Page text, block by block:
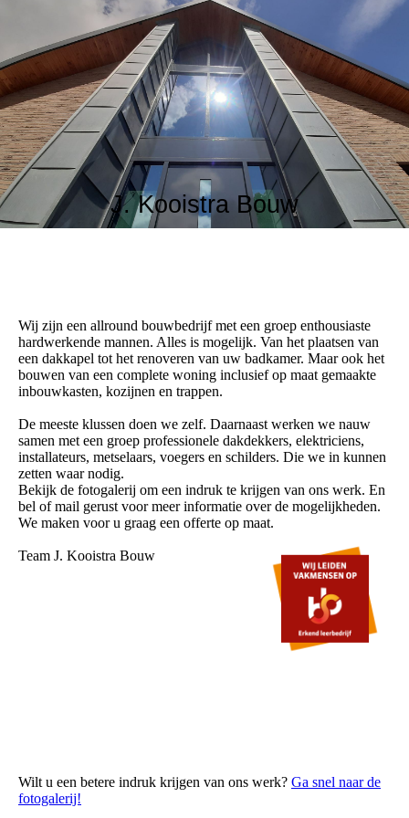
J. Kooistra Bouw
Wij zijn een allround bouwbedrijf met een groep enthousiaste
hardwerkende mannen. Alles is mogelijk. Van het plaatsen van
een dakkapel tot het renoveren van uw badkamer. Maar ook het
bouwen van een complete woning inclusief op maat gemaakte
inbouwkasten, kozijnen en trappen.
De meeste klussen doen we zelf. Daarnaast werken we nauw
samen met een groep professionele dakdekkers, elektriciens,
installateurs, metselaars, voegers en schilders. Die we in kunnen
zetten waar nodig.
Bekijk de fotogalerij om een indruk te krijgen van ons werk. En
bel of mail gerust voor meer informatie over de mogelijkheden.
We maken voor u graag een offerte op maat.
Team J. Kooistra Bouw
Wilt u een betere indruk krijgen van ons werk? Ga snel naar de
fotogalerij!